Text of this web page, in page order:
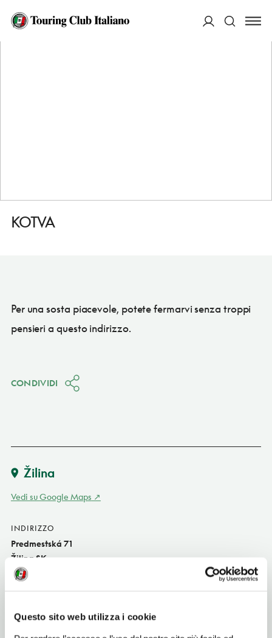
Questo sito web utilizza i cookie
HOME
KOTVA
Per una sosta piacevole, potete fermarvi senza troppi
pensieri a questo indirizzo.
CONDIVIDI
Žilina
Vedi su Google Maps
INDIRIZZO
Predmestská 71
Žilina SK
TELEFONO
TIPO DI CUCINA